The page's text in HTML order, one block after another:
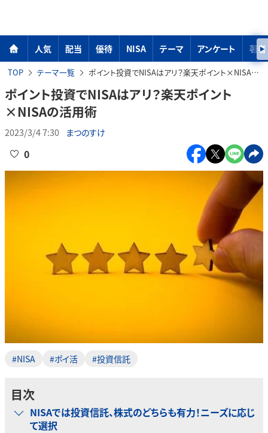
人気 配当 優待 NISA テーマ アンケート 著者
TOP テーマ一覧 ポイント投資でNISAはアリ？楽天ポイント×NISAの活用術
ポイント投資でNISAはアリ？楽天ポイント
×NISAの活用術
2023/3/4 7:30 まつのすけ
0
#NISA #ポイ活 #投資信託
目次
NISAでは投資信託、株式のどちらも有力！ニーズに応じ
て選択